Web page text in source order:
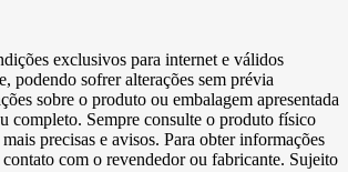
exclusivos para internet e válidos
podendo sofrer alterações sem prévia
sobre o produto ou embalagem apresentada
completo. Sempre consulte o produto físico
precisas e avisos. Para obter informações
com o revendedor ou fabricante. Sujeito